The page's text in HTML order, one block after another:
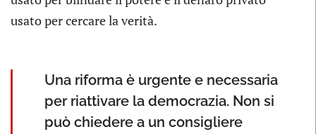
usato per cercare la verità.
Una riforma è urgente e necessaria
per riattivare la democrazia. Non si
può chiedere a un consigliere